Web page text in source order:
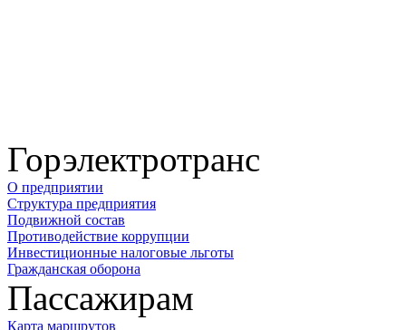
Горэлектротранс
О предприятии
Структура предприятия
Подвижной состав
Противодействие коррупции
Инвестиционные налоговые льготы
Гражданская оборона
Пассажирам
Карта маршрутов